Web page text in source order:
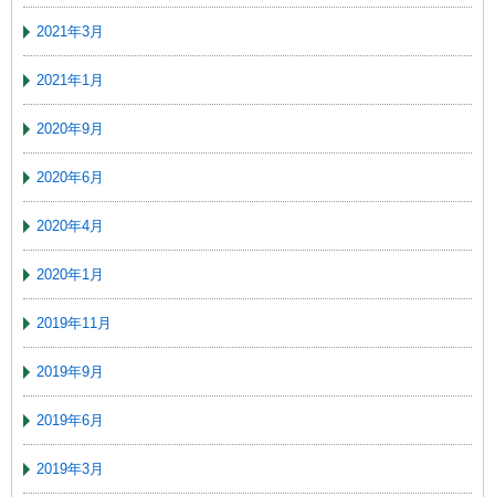
2021年3月
2021年1月
2020年9月
2020年6月
2020年4月
2020年1月
2019年11月
2019年9月
2019年6月
2019年3月